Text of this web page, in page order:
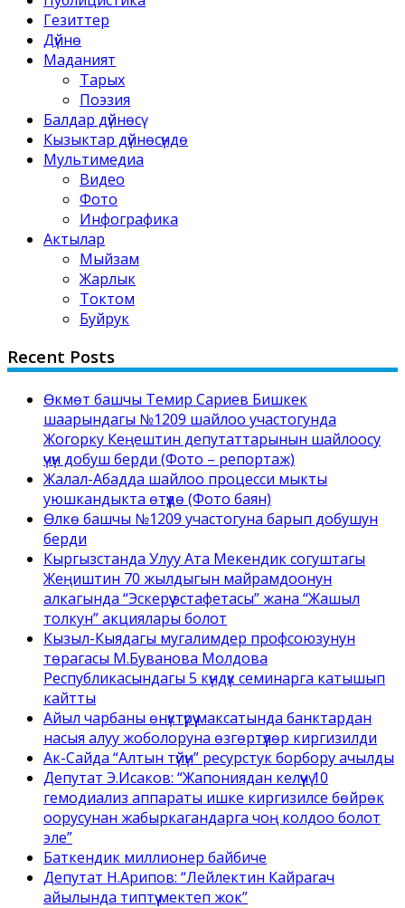
Гезиттер
Дүйнө
Маданият
Тарых
Поэзия
Балдар дүйнөсү
Кызыктар дүйнөсүндө
Мультимедиа
Видео
Фото
Инфографика
Актылар
Мыйзам
Жарлык
Токтом
Буйрук
Recent Posts
Өкмөт башчы Темир Сариев Бишкек
шаарындагы №1209 шайлоо участогунда
Жогорку Кеңештин депутаттарынын шайлоосу
үчүн добуш берди (Фото – репортаж)
Жалал-Абадда шайлоо процесси мыкты
уюшкандыкта өтүүдө (Фото баян)
Өлкө башчы №1209 участогуна барып добушун
берди
Кыргызстанда Улуу Ата Мекендик согуштагы
Жеңиштин 70 жылдыгын майрамдоонун
алкагында “Эскерүү эстафетасы” жана “Жашыл
толкун” акциялары болот
Кызыл-Кыядагы мугалимдер профсоюзунун
төрагасы М.Буванова Молдова
Республикасындагы 5 күндүк семинарга катышып
кайтты
Айыл чарбаны өнүктүрүү максатында банктардан
насыя алуу жоболоруна өзгөртүүлөр киргизилди
Ак-Сайда “Алтын түйүн” ресурстук борбору ачылды
Депутат Э.Исаков: “Жапониядан келүүчү 10
гемодиализ аппараты ишке киргизилсе бөйрөк
оорусунан жабыркагандарга чоң колдоо болот
эле”
Баткендик миллионер байбиче
Депутат Н.Арипов: “Лейлектин Кайрагач
айылында типтүү мектеп жок”